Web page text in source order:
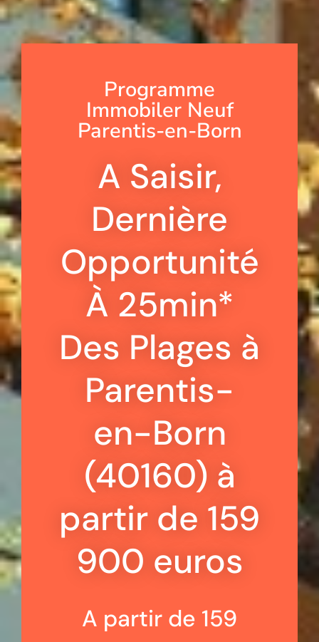
Programme
Immobiler Neuf
Parentis-en-Born
A Saisir,
Dernière
Opportunité
À 25min*
Des Plages à
Parentis-
en-Born
(40160) à
partir de 159
900 euros
A partir de 159